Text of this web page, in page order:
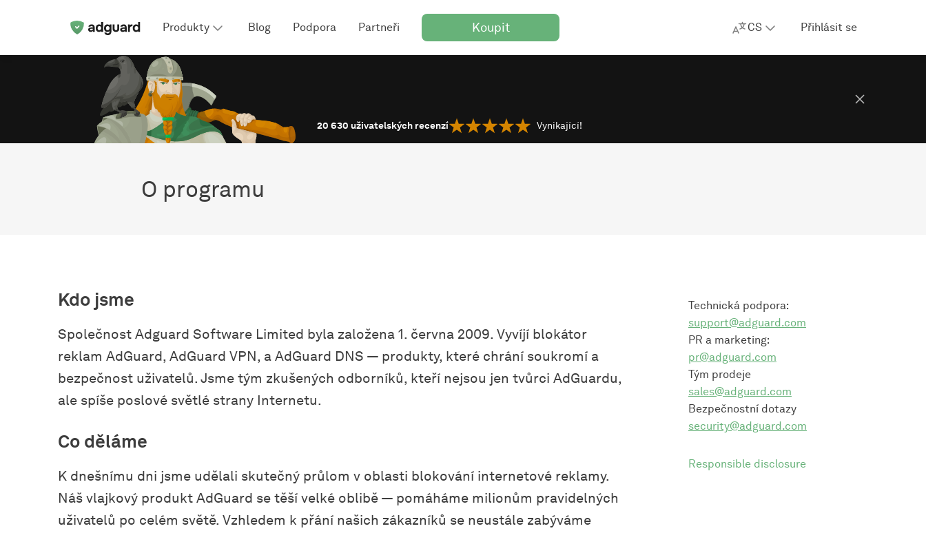
Produkty Blog Podpora Partneři Koupit CS Přihlásit se
20 630 uživatelských recenzí Vynikající!
O programu
Kdo jsme
Společnost Adguard Software Limited byla založena 1. června 2009. Vyvíjí blokátor
reklam AdGuard, AdGuard VPN, a AdGuard DNS — produkty, které chrání soukromí a
bezpečnost uživatelů. Jsme tým zkušených odborníků, kteří nejsou jen tvůrci AdGuardu,
ale spíše poslové světlé strany Internetu.
Co děláme
K dnešnímu dni jsme udělali skutečný průlom v oblasti blokování internetové reklamy.
Náš vlajkový produkt AdGuard se těší velké oblibě — pomáháme milionům pravidelných
uživatelů po celém světě. Vzhledem k přání našich zákazníků se neustále zabýváme
Technická podpora:
support@adguard.com
PR a marketing:
pr@adguard.com
Tým prodeje
sales@adguard.com
Bezpečnostní dotazy
security@adguard.com
Responsible disclosure